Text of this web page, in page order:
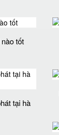
tốt
tại hà